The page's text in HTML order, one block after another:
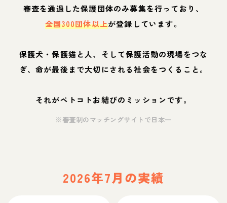
審査を通過した保護団体のみ募集を行っており、
全国300団体以上が登録しています。
保護犬・保護猫と人、そして保護活動の現場をつな
ぎ、命が最後まで大切にされる社会をつくること。
それがペトコトお結びのミッションです。
※審査制のマッチングサイトで日本一
2026年7月の実績